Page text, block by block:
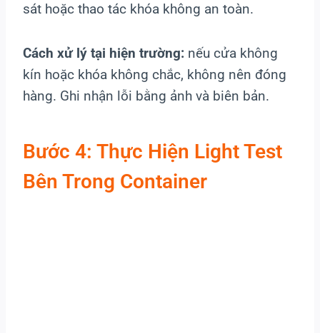
sát hoặc thao tác khóa không an toàn.
Cách xử lý tại hiện trường: nếu cửa không
kín hoặc khóa không chắc, không nên đóng
hàng. Ghi nhận lỗi bằng ảnh và biên bản.
Bước 4: Thực Hiện Light Test
Bên Trong Container